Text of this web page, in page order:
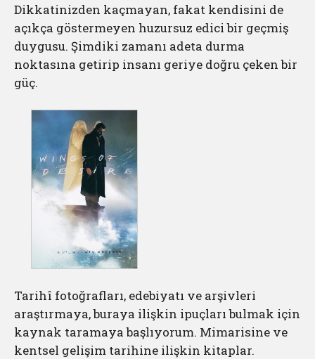
Dikkatinizden kaçmayan, fakat kendisini de
açıkça göstermeyen huzursuz edici bir geçmiş
duygusu. Şimdiki zamanı adeta durma
noktasına getirip insanı geriye doğru çeken bir
güç.
Tarihî fotoğrafları, edebiyatı ve arşivleri
araştırmaya, buraya ilişkin ipuçları bulmak için
kaynak taramaya başlıyorum. Mimarisine ve
kentsel gelişim tarihine ilişkin kitaplar.